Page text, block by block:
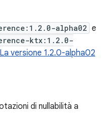
alpha02 e
ktx:1.2.0-
La versione 1.2.0-alpha02
di nullabilità a